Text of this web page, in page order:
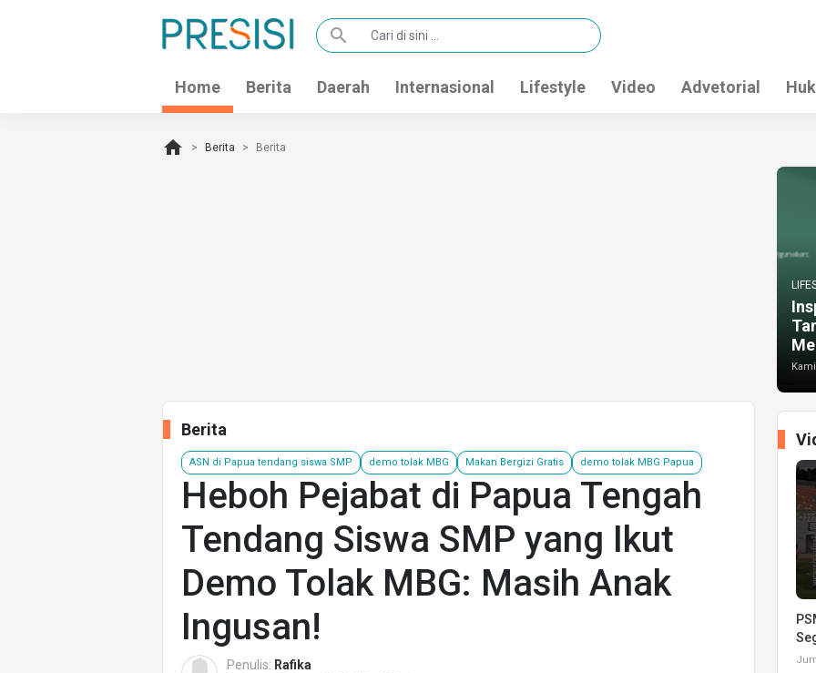
search
Home Berita Daerah Internasional Lifestyle Video Advetorial
home Berita Berita
Berita
ASN di Papua tendang siswa SMP demo tolak MBG Makan Bergizi Gratis demo tolak MBG Papua
Heboh Pejabat di Papua Tengah
Tendang Siswa SMP yang Ikut
Demo Tolak MBG: Masih Anak
Ingusan!
Penulis: Rafika